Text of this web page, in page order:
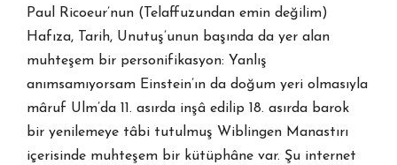
Paul Ricoeur’nun (Telaffuzundan emin değilim)
Hafıza, Tarih, Unutuş’unun başında da yer alan
muhteşem bir personifikasyon: Yanlış
anımsamıyorsam Einstein’ın da doğum yeri olmasıyla
mâruf Ulm’da 11. asırda inşâ edilip 18. asırda barok
bir yenilemeye tâbi tutulmuş Wiblingen Manastırı
içerisinde muhteşem bir kütüphâne var. Şu internet